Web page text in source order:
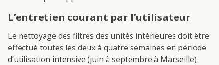
L’entretien courant par l’utilisateur
Le nettoyage des filtres des unités intérieures doit être
effectué toutes les deux à quatre semaines en période
d’utilisation intensive (juin à septembre à Marseille).